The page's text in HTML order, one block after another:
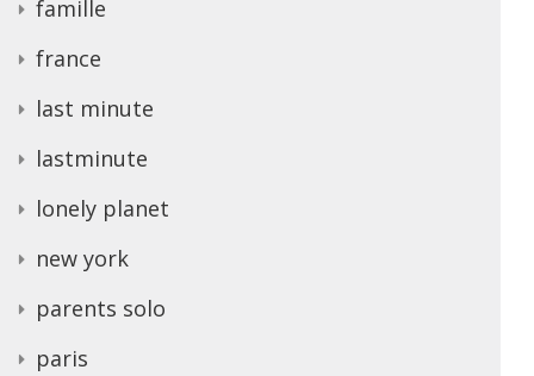
famille
france
last minute
lastminute
lonely planet
new york
parents solo
paris